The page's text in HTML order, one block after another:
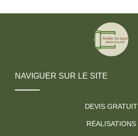
NAVIGUER SUR LE SITE
DEVIS GRATUIT
RÉALISATIONS